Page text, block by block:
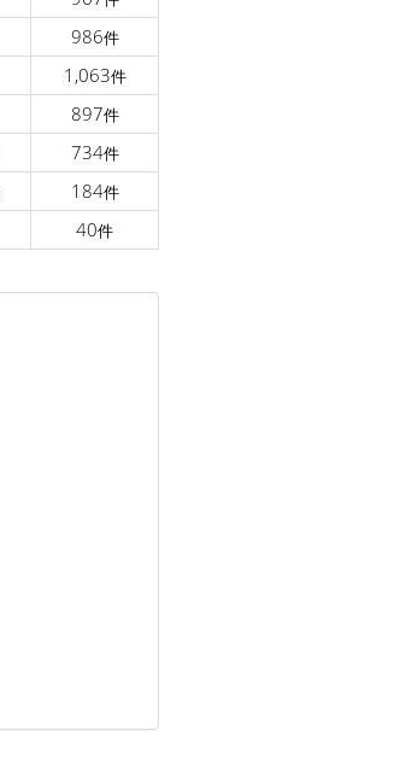
986件
1,063件
897件
734件
184件
40件